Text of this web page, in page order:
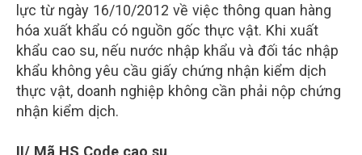
lực từ ngày 16/10/2012 về việc thông quan hàng
hóa xuất khẩu có nguồn gốc thực vật. Khi xuất
khẩu cao su, nếu nước nhập khẩu và đối tác nhập
khẩu không yêu cầu giấy chứng nhận kiểm dịch
thực vật, doanh nghiệp không cần phải nộp chứng
nhận kiểm dịch.
II/ Mã HS Code cao su